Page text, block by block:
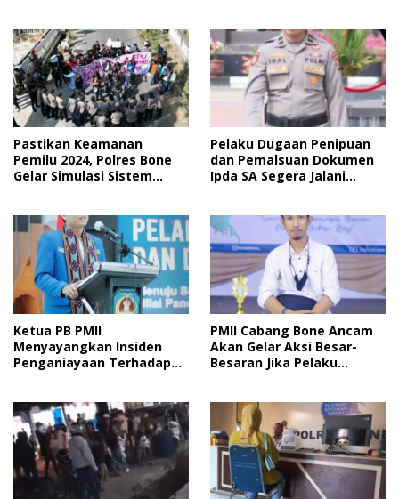
Pastikan Keamanan
Pemilu 2024, Polres Bone
Gelar Simulasi Sistem
Pelaku Dugaan Penipuan
dan Pemalsuan Dokumen
Ipda SA Segera Jalani
Hakim
Ketua PB PMII
Menyayangkan Insiden
Penganiayaan Terhadap
PMII Cabang Bone Ancam
Akan Gelar Aksi Besar-
Besaran Jika Pelaku